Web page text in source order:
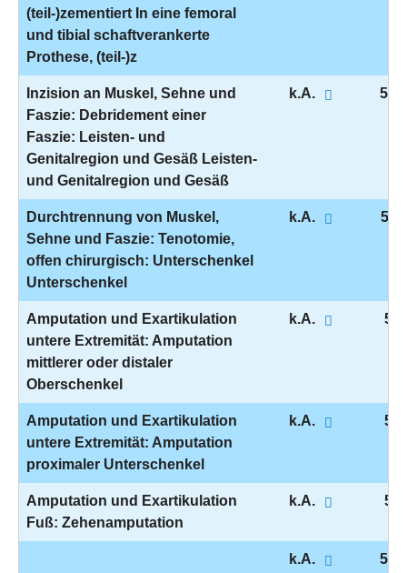
(teil-)zementiert In eine femoral
und tibial schaftverankerte
Prothese, (teil-)z
Inzision an Muskel, Sehne und
Faszie: Debridement einer
Faszie: Leisten- und
Genitalregion und Gesäß Leisten-
und Genitalregion und Gesäß
k.A. 5-
Durchtrennung von Muskel,
Sehne und Faszie: Tenotomie,
offen chirurgisch: Unterschenkel
Unterschenkel
k.A. 5-
Amputation und Exartikulation
untere Extremität: Amputation
mittlerer oder distaler
Oberschenkel
k.A. 5-
Amputation und Exartikulation
untere Extremität: Amputation
proximaler Unterschenkel
k.A. 5-
Amputation und Exartikulation
Fuß: Zehenamputation
k.A. 5-
k.A. 5-